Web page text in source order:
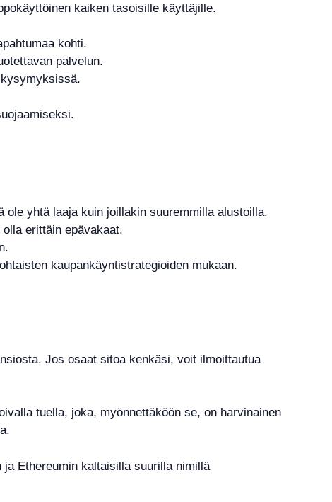
kaiken tasoisille käyttäjille.
kohti.
palvelun.
yhtä laaja kuin joillakin suuremmilla alustoilla.
erittäin epävakaat.
kaupankäyntistrategioiden mukaan.
Jos osaat sitoa kenkäsi, voit ilmoittautua
tuella, joka, myönnettäköön se, on harvinainen
Ethereumin kaltaisilla suurilla nimillä